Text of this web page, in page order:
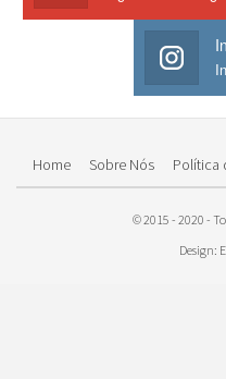
Home Sobre Nós Política
© 2015 - 2020 -
Design: